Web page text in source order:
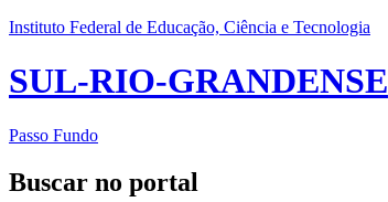
Instituto Federal de Educação, Ciência e Tecnologia
SUL-RIO-GRANDENSE
Passo Fundo
Buscar no portal